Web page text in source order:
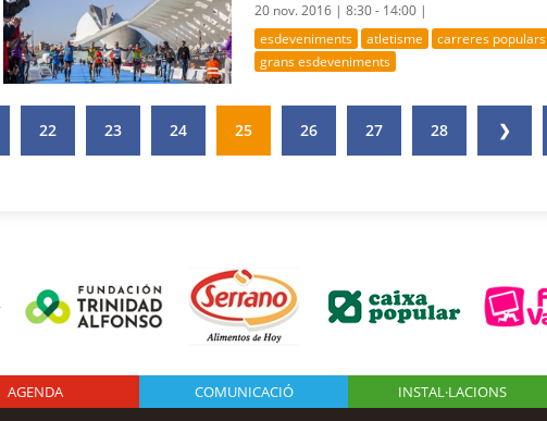
20 nov. 2016 |8:30 - 14:00 |
esdeveniments atletisme carreres populars
grans esdeveniments
22 23 24 25 26 27 28 ❯
Logo Fundación
AGENDA COMUNICACIÓ INSTAL·LACIONS